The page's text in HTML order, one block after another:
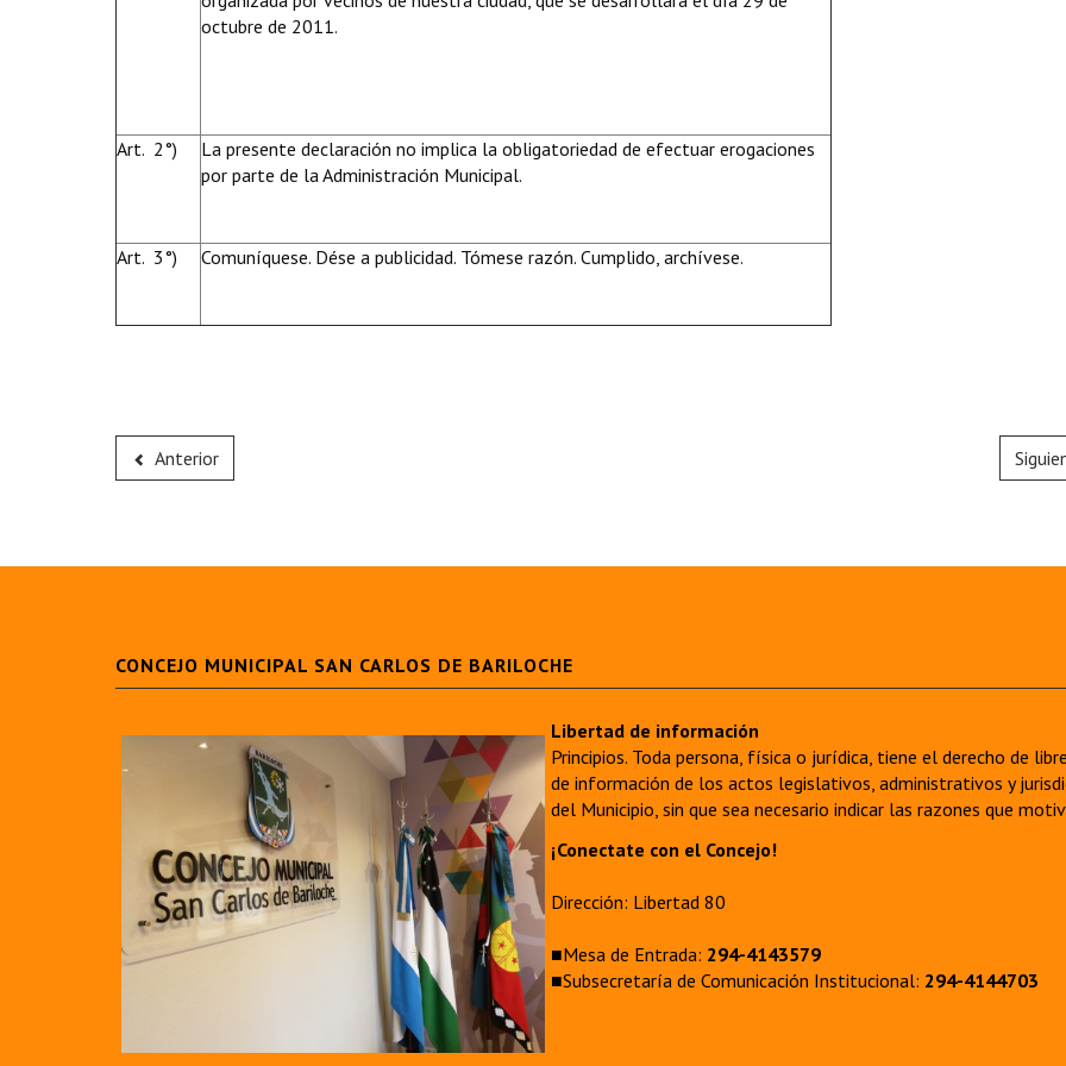
octubre de 2011.
Art. 2°)
La presente declaración no implica la obligatoriedad de efectuar erogaciones
por parte de la Administración Municipal.
Art. 3°) Comuníquese. Dése a publicidad. Tómese razón. Cumplido, archívese.
Anterior
CONCEJO MUNICIPAL SAN CARLOS DE BARILOCHE
Libertad de información
Principios. Toda persona, física o jurídica, tiene el derecho de
de información de los actos legislativos, administrativos y
del Municipio, sin que sea necesario indicar las razones que
¡Conectate con el Concejo!
Dirección: Libertad 80
■Mesa de Entrada: 294-4143579
■Subsecretaría de Comunicación Institucional: 294-4144703